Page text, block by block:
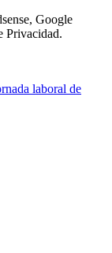
Google
Privacidad.
laboral de